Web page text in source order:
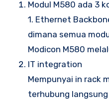
Modul M580 ada 3
1. Ethernet
dimana semua
Modicon M580
IT integration
Mempunyai in rack
terhubung